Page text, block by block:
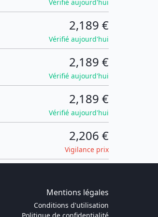
Vérifié aujourd'hui
2,189 €
Vérifié aujourd'hui
2,189 €
Vérifié aujourd'hui
2,189 €
Vérifié aujourd'hui
2,206 €
Vigilance prix
Mentions légales
Conditions d'utilisation